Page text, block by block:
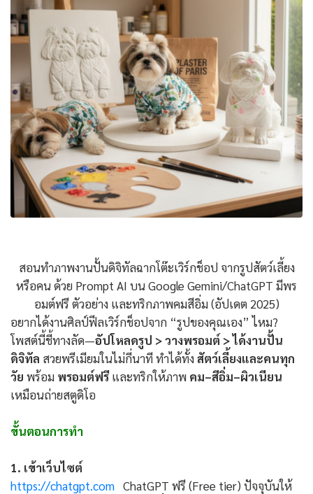
สอนทำภาพงานปั้นดิจิทัลฉากโต๊ะเวิร์กช็อป จากรูปสัตว์เลี้ยง
หรือคน ด้วย Prompt AI บน Google Gemini/ChatGPT มีพร
อมต์ฟรี ตัวอย่าง และทริกภาพคมสีอิ่ม (อัปเดต 2025)
อยากได้งานศิลป์ฟีลเวิร์กช็อปจาก “รูปของคุณเอง” ไหม?
โพสต์นี้ชี้ทางลัด—อัปโหลดรูป > วางพรอมต์ > ได้งานปั้น
ดิจิทัล สวยพรีเมียมในไม่กี่นาที ทำได้ทั้ง สัตว์เลี้ยงและคนทุก
วัย พร้อม พรอมต์ฟรีและทริกให้ภาพ คม–สีอิ่ม–ผิวเนียน
เหมือนถ่ายสตูดิโอ
ขั้นตอนการทำ
1. เข้าเว็บไซต์
https://chatgpt.com ChatGPT ฟรี (Free tier) ปัจจุบันให้